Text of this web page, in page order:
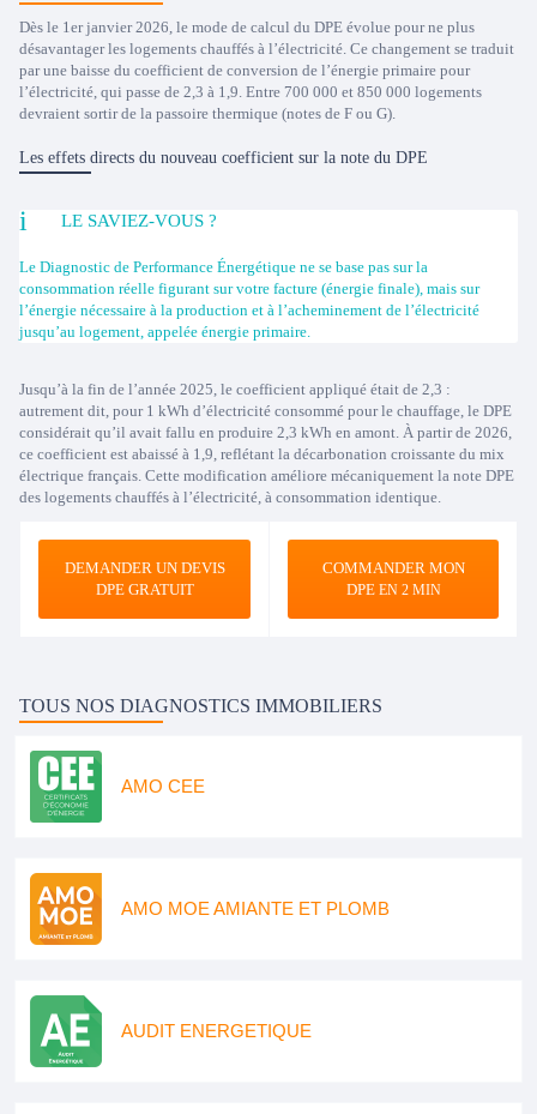
Dès le 1er janvier 2026, le mode de calcul du DPE évolue pour ne plus
désavantager les logements chauffés à l’électricité. Ce changement se traduit
par une baisse du coefficient de conversion de l’énergie primaire pour
l’électricité, qui passe de 2,3 à 1,9. Entre 700 000 et 850 000 logements
devraient sortir de la passoire thermique (notes de F ou G).
Les effets directs du nouveau coefficient sur la note du DPE
LE SAVIEZ-VOUS ?
Le Diagnostic de Performance Énergétique ne se base pas sur la
consommation réelle figurant sur votre facture (énergie finale), mais sur
l’énergie nécessaire à la production et à l’acheminement de l’électricité
jusqu’au logement, appelée énergie primaire.
Jusqu’à la fin de l’année 2025, le coefficient appliqué était de 2,3 :
autrement dit, pour 1 kWh d’électricité consommé pour le chauffage, le DPE
considérait qu’il avait fallu en produire 2,3 kWh en amont. À partir de 2026,
ce coefficient est abaissé à 1,9, reflétant la décarbonation croissante du mix
électrique français. Cette modification améliore mécaniquement la note DPE
des logements chauffés à l’électricité, à consommation identique.
DEMANDER UN DEVIS
DPE GRATUIT
COMMANDER MON
DPEEN 2 MIN
TOUS NOS DIAGNOSTICS IMMOBILIERS
AMO CEE
AMO MOE AMIANTE ET PLOMB
AUDIT ENERGETIQUE